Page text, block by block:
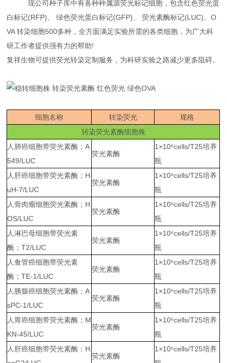
现公司种子库中有各种种属源荧光标记细胞，包含红色荧光蛋
白标记(RFP)、 绿色荧光蛋白标记(GFP)、 荧光素酶标记(LUC)、O
VA 转染细胞500多种，全方面满足实验所需的各类细胞，为广大科
研工作者提供强有力的帮助!
复祥生物可提供荧光转染定制服务，为科研实验之路减少更多阻碍。
细胞名称 转染荧光
规格
转染荧光素酶细胞株
人肺癌细胞带荧光素酶；A
549/LUC
荧光素酶
1×10⁶cells/T25培养
瓶
人肝癌细胞带荧光素酶；H
uH-7/LUC
荧光素酶
1×10⁶cells/T25培养
瓶
人骨肉瘤细胞荧光素酶；H
OS/LUC
荧光素酶
1×10⁶cells/T25培养
瓶
人淋巴母细胞带荧光素
酶；T2/LUC
荧光素酶
1×10⁶cells/T25培养
瓶
人食管癌细胞带荧光素
酶；TE-1/LUC
荧光素酶
1×10⁶cells/T25培养
瓶
人胰腺癌细胞荧光素酶；A
sPC-1/LUC
荧光素酶
1×10⁶cells/T25培养
瓶
人胃癌细胞带荧光素酶；M
KN-45/LUC
荧光素酶
1×10⁶cells/T25培养
瓶
人肝癌细胞带荧光素酶；H
荧光素酶
1×10⁶cells/T25培养